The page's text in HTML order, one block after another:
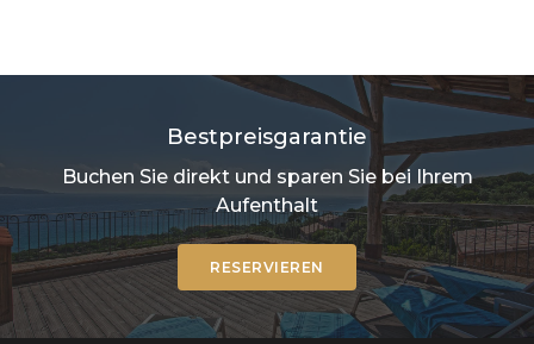
Bestpreisgarantie
Buchen Sie direkt und sparen Sie bei Ihrem
Aufenthalt
RESERVIEREN